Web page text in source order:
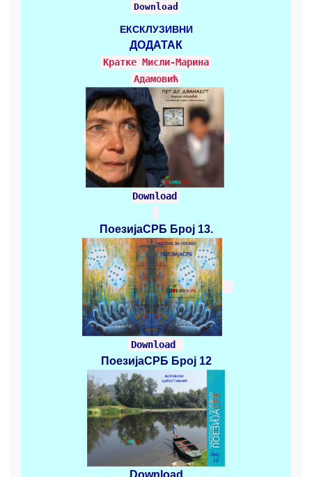
Download
ЕКСКЛУЗИВНИ
ДОДАТАК
Кратке Mисли-Марина
Адамовић
Download
ПоезијаСРБ Број 13.
Download
ПоезијаСРБ Број 12
Download